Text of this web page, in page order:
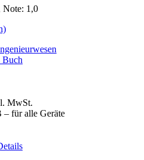
Note: 1,0
MwSt.
– für alle Geräte